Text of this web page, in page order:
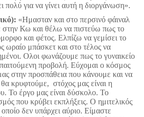
πολύ για να γίνει αυτή η διοργάνωση».
«Ημασταν και στο περσινό φάιναλ
Κω και θέλω να πιστεύω πως το
και φέτος. Ελπίζω να γεμίσει το
ωραίο μπάσκετ και στο τέλος να
Ολοι φωνάζουμε πως το γυναικείο
προβολή. Εύχομαι ο κόσμος
στην προσπάθεια που κάνουμε και να
κρυφτούμε, στόχος μας είναι η
Το έργο μας είναι δύσκολο. Το
που κρύβει εκπλήξεις. Ο ημιτελικός
δεν υπάρχει αύριο. Είμαστε